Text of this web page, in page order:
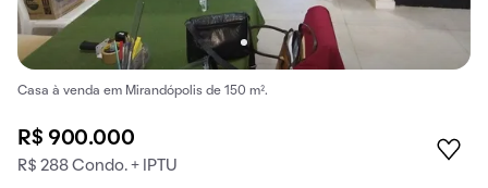
Casa à venda em Mirandópolis de 150 m².
R$ 900.000
R$ 288 Condo. + IPTU